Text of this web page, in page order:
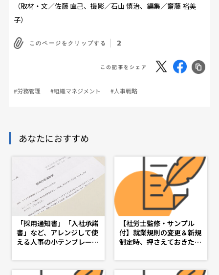
（取材・文／佐藤 直己、撮影／石山 慎治、編集／齋藤 裕美
子）
このページをクリップする 2
この記事をシェア
#労務管理 #組織マネジメント #人事戦略
あなたにおすすめ
「採用通知書」「入社承諾
書」など、アレンジして使
える人事の小テンプレート
j）- 理想の人事へ、ショー
トカット
【社労士監修・サンプル
付】就業規則の変更＆新規
制定時、押さえておきたい
（dsj）- 理想の人事へ、シ
ョートカット